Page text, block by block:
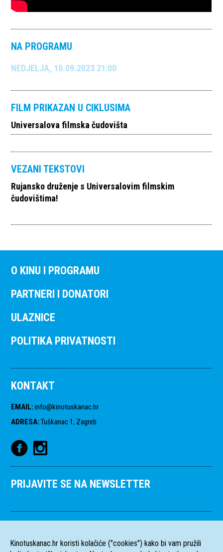
NA PROGRAMU
NEDJELJA, 10.09.2023 21:00
FILM PRIKAZAN U CIKLUSIMA
Universalova filmska čudovišta
VEZANI TEKSTOVI
Rujansko druženje s Universalovim filmskim
čudovištima!
O KINU I PROGRAMU
PARTNERI I DONATORI
ULAZNICE
POLITIKA PRIVATNOSTI
KONTAKT
EMAIL: info@kinotuskanac.hr
ADRESA: Tuškanac 1, Zagreb
PRIJAVITE SE NA NEWSLETTER
Kinotuskanac.hr koristi kolačiće ("cookies") kako bi vam pružili